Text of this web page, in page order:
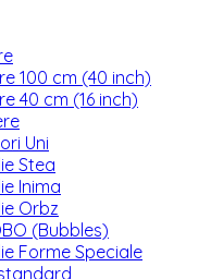
100 cm (40 inch)
40 cm (16 inch)
Uni
Stea
Inima
Orbz
(Bubbles)
Forme Speciale